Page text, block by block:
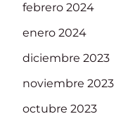
febrero 2024
enero 2024
diciembre 2023
noviembre 2023
octubre 2023